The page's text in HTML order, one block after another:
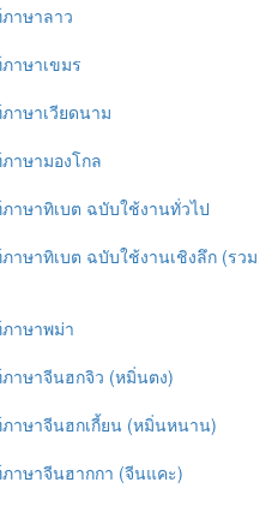
าษาลาว
าษาเขมร
าษาเวียดนาม
าษามองโกล
าษาทิเบต ฉบับใช้งานทั่วไป
าษาทิเบต ฉบับใช้งานเชิงลึก (รวม
าษาพม่า
าษาจีนฮกจิว (หมิ่นตง)
าษาจีนฮกเกี้ยน (หมิ่นหนาน)
าษาจีนฮากกา (จีนแคะ)